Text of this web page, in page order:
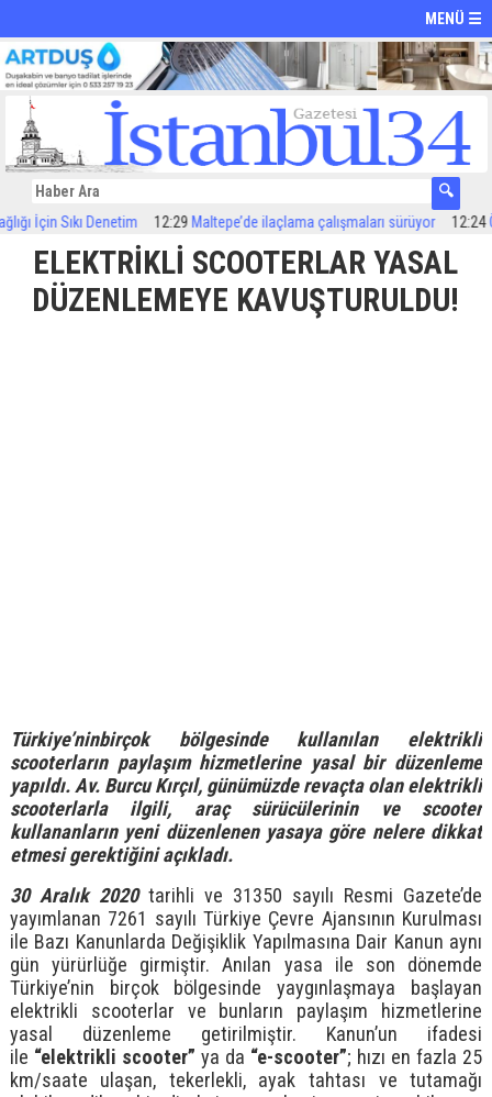
MENÜ ☰
Sıkı Denetim 12:29 Maltepe’de ilaçlama çalışmaları sürüyor 12:24 Özel
ELEKTRİKLİ SCOOTERLAR YASAL
DÜZENLEMEYE KAVUŞTURULDU!
Türkiye’ninbirçok bölgesinde kullanılan elektrikli
scooterların paylaşım hizmetlerine yasal bir düzenleme
yapıldı. Av. Burcu Kırçıl, günümüzde revaçta olan elektrikli
scooterlarla ilgili, araç sürücülerinin ve scooter
kullananların yeni düzenlenen yasaya göre nelere dikkat
etmesi gerektiğini açıkladı.
30 Aralık 2020tarihli ve 31350 sayılı Resmi Gazete’de
yayımlanan 7261 sayılı Türkiye Çevre Ajansının Kurulması
ile Bazı Kanunlarda Değişiklik Yapılmasına Dair Kanun aynı
gün yürürlüğe girmiştir. Anılan yasa ile son dönemde
Türkiye’nin birçok bölgesinde yaygınlaşmaya başlayan
elektrikli scooterlar ve bunların paylaşım hizmetlerine
yasal düzenleme getirilmiştir. Kanun’un ifadesi
ile “elektrikli scooter” ya da “e-scooter”; hızı en fazla 25
km/saate ulaşan, tekerlekli, ayak tahtası ve tutamağı